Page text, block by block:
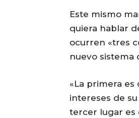
Este mismo
quiera hablar
ocurren «tres
nuevo sistema
«La primera
intereses de
tercer lugar es